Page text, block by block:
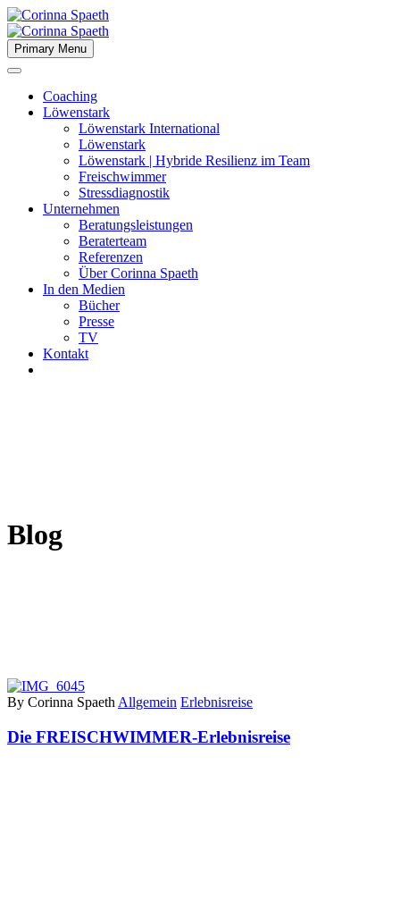
Primary Menu
Coaching
Löwenstark
Löwenstark International
Löwenstark
Löwenstark | Hybride Resilienz im Team
Freischwimmer
Stressdiagnostik
Unternehmen
Beratungsleistungen
Beraterteam
Referenzen
Über Corinna Spaeth
In den Medien
Bücher
Presse
TV
Kontakt
Blog
By Corinna Spaeth Allgemein Erlebnisreise
Die FREISCHWIMMER-Erlebnisreise